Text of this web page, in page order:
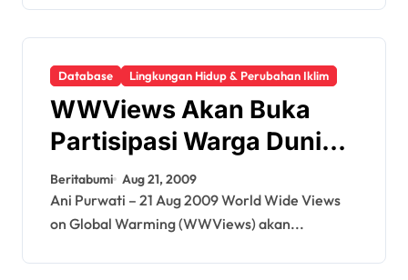
Filipina: MASIPAG Menentang Persetujuan Beras
Database Lingkungan Hidup & Perubahan Iklim
WWViews Akan Buka
Partisipasi Warga Dunia
Untuk Perubahan iklim
Beritabumi Aug 21, 2009
Ani Purwati – 21 Aug 2009 World Wide Views
on Global Warming (WWViews) akan...